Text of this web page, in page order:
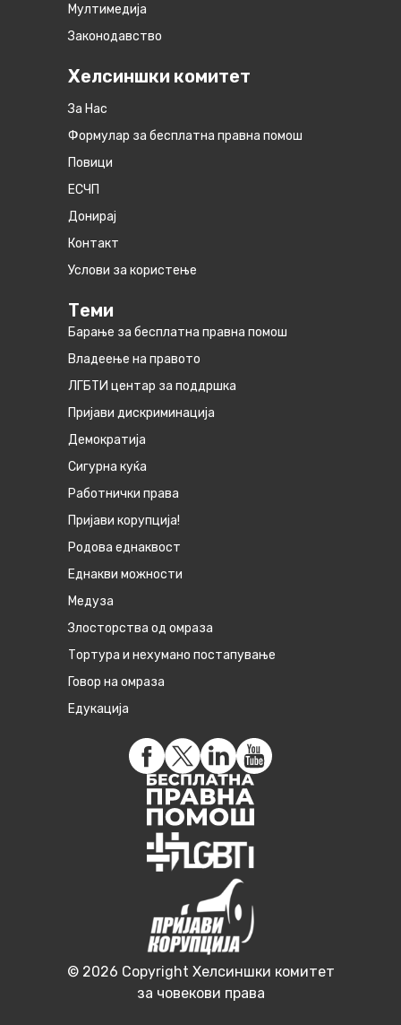
Мултимедија
Законодавство
Хелсиншки комитет
За Нас
Формулар за бесплатна правна помош
Повици
ЕСЧП
Донирај
Контакт
Услови за користење
Теми
Барање за бесплатна правна помош
Владеење на правото
ЛГБТИ центар за поддршка
Пријави дискриминација
Демократија
Сигурна куќа
Работнички права
Пријави корупција!
Родова еднаквост
Eднакви можности
Медуза
Злосторства од омраза
Тортура и нехумано постапување
Говор на омраза
Едукација
© 2026 Copyright Хелсиншки комитет
за човекови права